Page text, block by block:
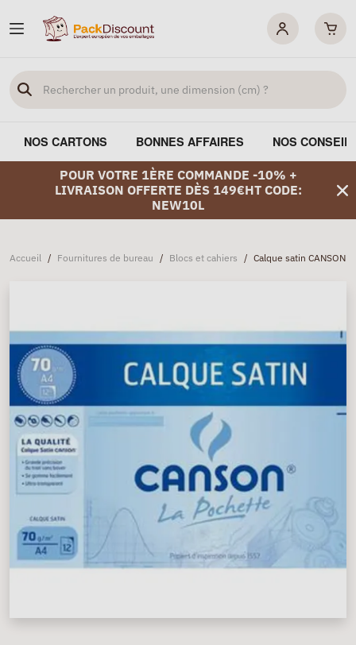
NOS CARTONS BONNES AFFAIRES NOS
POUR VOTRE 1ÈRE COMMANDE -10% +
LIVRAISON OFFERTE DÈS 149€HT CODE:
NEW10L
Accueil / Fournitures de bureau / Blocs et cahiers / Calque satin CANSON